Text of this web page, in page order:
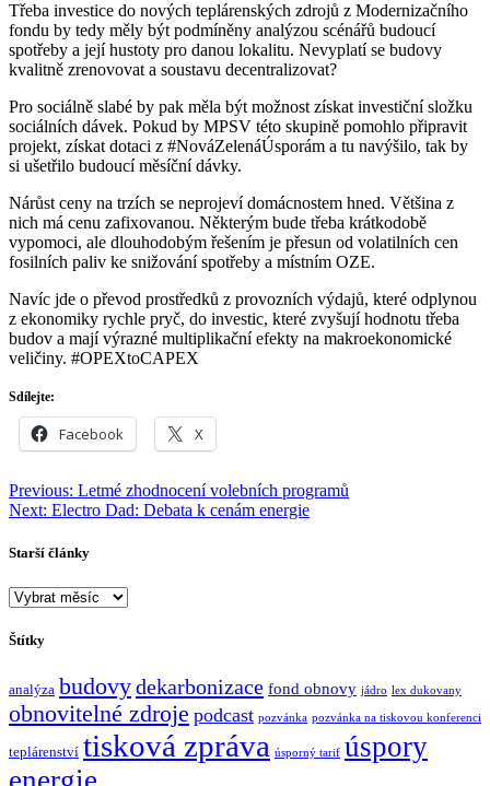
Třeba investice do nových teplárenských zdrojů z Modernizačního
fondu by tedy měly být podmíněny analýzou scénářů budoucí
spotřeby a její hustoty pro danou lokalitu. Nevyplatí se budovy
kvalitně zrenovovat a soustavu decentralizovat?
Pro sociálně slabé by pak měla být možnost získat investiční složku
sociálních dávek. Pokud by MPSV této skupině pomohlo připravit
projekt, získat dotaci z #NováZelenáÚsporám a tu navýšilo, tak by
si ušetřilo budoucí měsíční dávky.
Nárůst ceny na trzích se neprojeví domácnostem hned. Většina z
nich má cenu zafixovanou. Některým bude třeba krátkodobě
vypomoci, ale dlouhodobým řešením je přesun od volatilních cen
fosilních paliv ke snižování spotřeby a místním OZE.
Navíc jde o převod prostředků z provozních výdajů, které odplynou
z ekonomiky rychle pryč, do investic, které zvyšují hodnotu třeba
budov a mají výrazné multiplikační efekty na makroekonomické
veličiny. #OPEXtoCAPEX
Sdílejte:
Facebook X
Navigace
pro
příspěvek
Previous: Letmé zhodnocení volebních programů
Next: Electro Dad: Debata k cenám energie
Starší články
Starší
Štítky
analýza budovydekarbonizace fond obnovy jádro lex dukovany
obnovitelné zdroje podcast pozvánka pozvánka na tiskovou konferenci
teplárenství tisková zpráva úsporný tarif úspory